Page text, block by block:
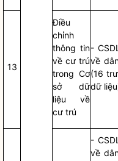
13
Điều
chỉnh
thông tin
về cư trú
trong Cơ
sở dữ
liệu về
cư trú
-
về
(16
dữ
-
về